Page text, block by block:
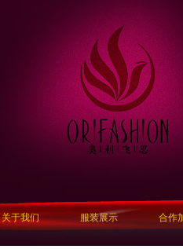
关于我们 服装展示 合作